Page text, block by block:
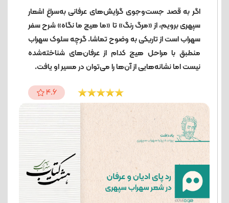
اگر به قصد جست‌وجوی گرایش‌های عرفانی به‌سراغ اشعار
سپهری برویم، از «مرگ رنگ» تا «ما هیچ ما نگاه» شرح سفر
سهراب است از تاریکی به وضوح تماشا. گرچه سلوک سهراب
منطبق با مراحل هیچ‌ کدام از عرفان‌های شناخته‌شده
نیست اما نشانه‌هایی از آن‌ها را می‌توان در مسیر او یافت.
4.6